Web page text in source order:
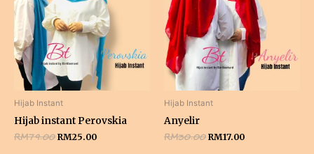
Hijab Instant
Hijab instant Perovskia
RM79.00 RM25.00
Hijab Instant
Anyelir
RM30.00 RM17.00